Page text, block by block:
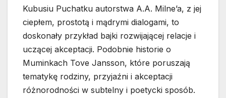
Kubusiu Puchatku autorstwa A.A. Milne’a, z jej
ciepłem, prostotą i mądrymi dialogami, to
doskonały przykład bajki rozwijającej relacje i
uczącej akceptacji. Podobnie historie o
Muminkach Tove Jansson, które poruszają
tematykę rodziny, przyjaźni i akceptacji
różnorodności w subtelny i poetycki sposób.